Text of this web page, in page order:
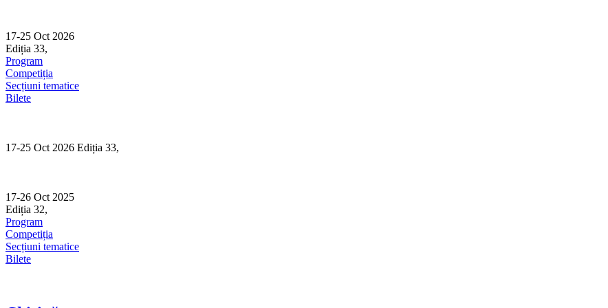
content
17-25 Oct 2026
Ediția 33,
Program
Competiția
Secțiuni tematice
Bilete
17-25 Oct 2026 Ediția 33,
17-26 Oct 2025
Ediția 32,
Program
Competiția
Secțiuni tematice
Bilete